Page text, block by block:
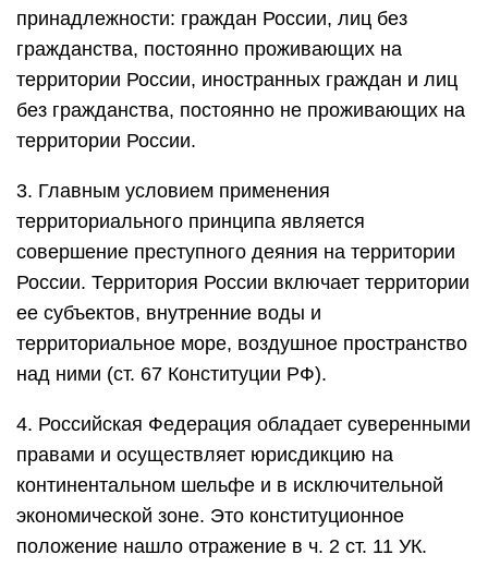
принадлежности: граждан России, лиц без
гражданства, постоянно проживающих на
территории России, иностранных граждан и лиц
без гражданства, постоянно не проживающих на
территории России.
3. Главным условием применения
территориального принципа является
совершение преступного деяния на территории
России. Территория России включает территории
ее субъектов, внутренние воды и
территориальное море, воздушное пространство
над ними (ст. 67 Конституции РФ).
4. Российская Федерация обладает суверенными
правами и осуществляет юрисдикцию на
континентальном шельфе и в исключительной
экономической зоне. Это конституционное
положение нашло отражение в ч. 2 ст. 11 УК.